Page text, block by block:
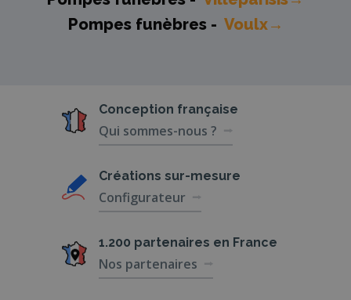
Pompes funèbres - Voulx→
Conception française
Qui sommes-nous ?
Créations sur-mesure
Configurateur
1.200 partenaires en France
Nos partenaires